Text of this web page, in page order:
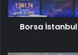
Borsa